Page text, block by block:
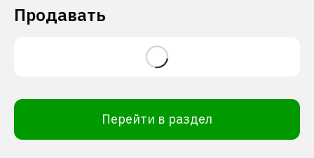
Продавать
Перейти в раздел